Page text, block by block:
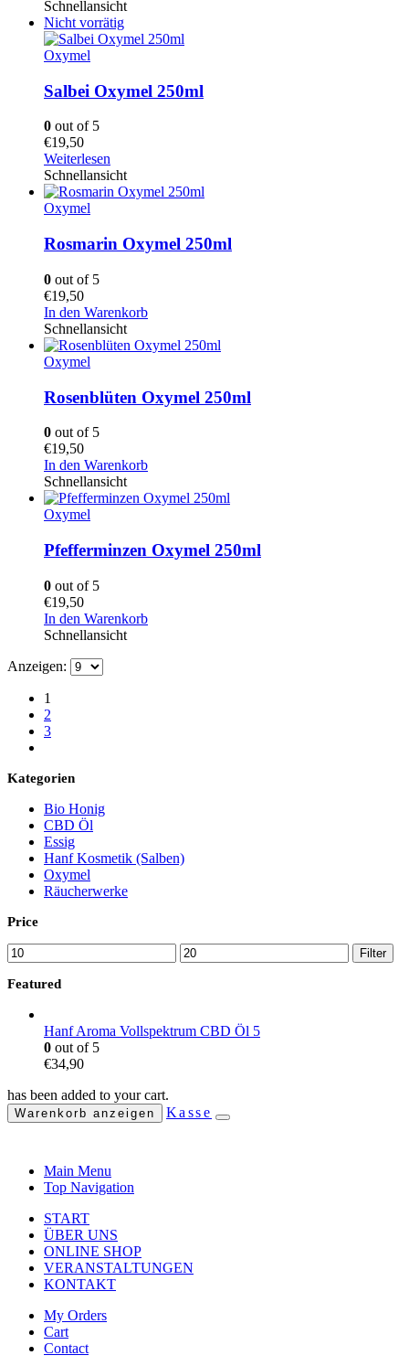
Schnellansicht
Nicht vorrätig
Oxymel
Salbei Oxymel 250ml
0 out of 5
€19,50
Weiterlesen
Schnellansicht
Oxymel
Rosmarin Oxymel 250ml
0 out of 5
€19,50
In den Warenkorb
Schnellansicht
Oxymel
Rosenblüten Oxymel 250ml
0 out of 5
€19,50
In den Warenkorb
Schnellansicht
Oxymel
Pfefferminzen Oxymel 250ml
0 out of 5
€19,50
In den Warenkorb
Schnellansicht
Anzeigen:
1
2
3
Kategorien
Bio Honig
CBD Öl
Essig
Hanf Kosmetik (Salben)
Oxymel
Räucherwerke
Price
Min.
Preis
Max.
Preis
Filter
Featured
Hanf Aroma Vollspektrum CBD Öl 5
0 out of 5
€34,90
has been added to your cart.
Warenkorb anzeigen Kasse
Main Menu
Top Navigation
START
ÜBER UNS
ONLINE SHOP
VERANSTALTUNGEN
KONTAKT
My Orders
Cart
Contact